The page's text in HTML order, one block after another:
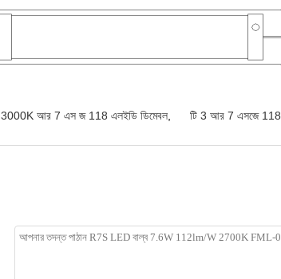
3000K আর 7 এস জ 118 এলইডি ডিমেবল টি 3 আর 7 এসজে 118